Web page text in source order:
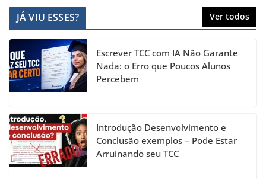
c
e
b
o
o
k
a
gr
a
m
k
e
dI
n
er T
u
b
e
h
a
n
JÁ VIU ESSES? Ver todos
Escrever TCC com IA Não Garante
Nada: o Erro que Poucos Alunos
Percebem
Introdução Desenvolvimento e
Conclusão exemplos – Pode Estar
Arruinando seu TCC